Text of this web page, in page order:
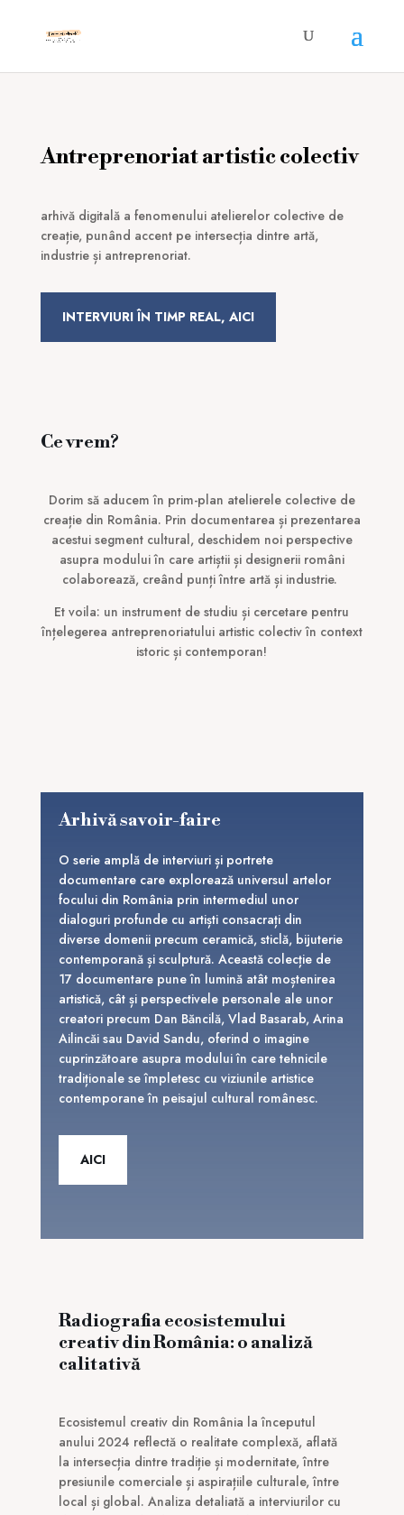
Antreprenoriat artistic colectiv
arhivă digitală a fenomenului atelierelor colective de
creație, punând accent pe intersecția dintre artă,
industrie și antreprenoriat.
INTERVIURI ÎN TIMP REAL, AICI
Ce vrem?
Dorim să aducem în prim-plan atelierele colective de
creație din România. Prin documentarea și prezentarea
acestui segment cultural, deschidem noi perspective
asupra modului în care artiștii și designerii români
colaborează, creând punți între artă și industrie.
Et voila: un instrument de studiu și cercetare pentru
înțelegerea antreprenoriatului artistic colectiv în context
istoric și contemporan!
Arhivă savoir-faire
O serie amplă de interviuri și portrete
documentare care explorează universul artelor
focului din România prin intermediul unor
dialoguri profunde cu artiști consacrați din
diverse domenii precum ceramică, sticlă, bijuterie
contemporană și sculptură. Această colecție de
17 documentare pune în lumină atât moștenirea
artistică, cât și perspectivele personale ale unor
creatori precum Dan Băncilă, Vlad Basarab, Arina
Ailincăi sau David Sandu, oferind o imagine
cuprinzătoare asupra modului în care tehnicile
tradiționale se împletesc cu viziunile artistice
contemporane în peisajul cultural românesc.
AICI
Radiografia ecosistemului
creativ din România: o analiză
calitativă
Ecosistemul creativ din România la începutul
anului 2024 reflectă o realitate complexă, aflată
la intersecția dintre tradiție și modernitate, între
presiunile comerciale și aspirațiile culturale, între
local și global. Analiza detaliată a interviurilor cu